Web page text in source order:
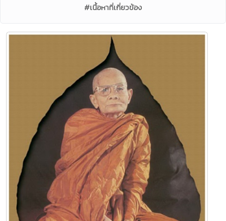
#เนื้อหาที่เกี่ยวข้อง